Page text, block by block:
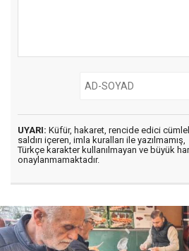
UYARI: Küfür, hakaret, rencide edici
saldırı içeren, imla kuralları ile yazılmamış,
Türkçe karakter kullanılmayan ve büyük
onaylanmamaktadır.